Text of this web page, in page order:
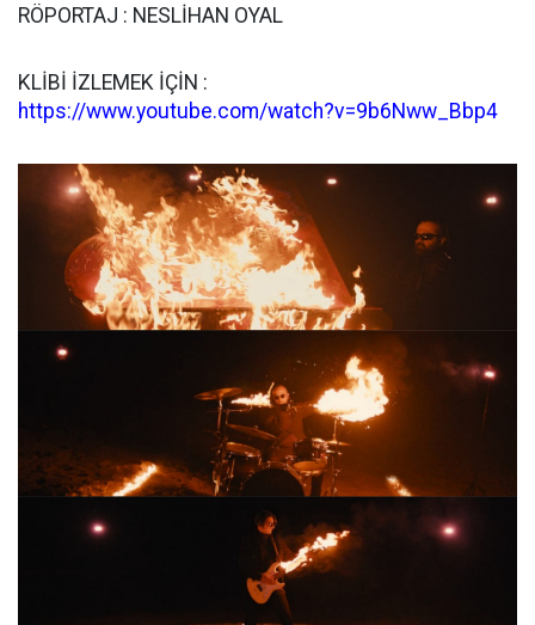
RÖPORTAJ : NESLİHAN OYAL
KLİBİ İZLEMEK İÇİN :
https://www.youtube.com/watch?v=9b6Nww_Bbp4